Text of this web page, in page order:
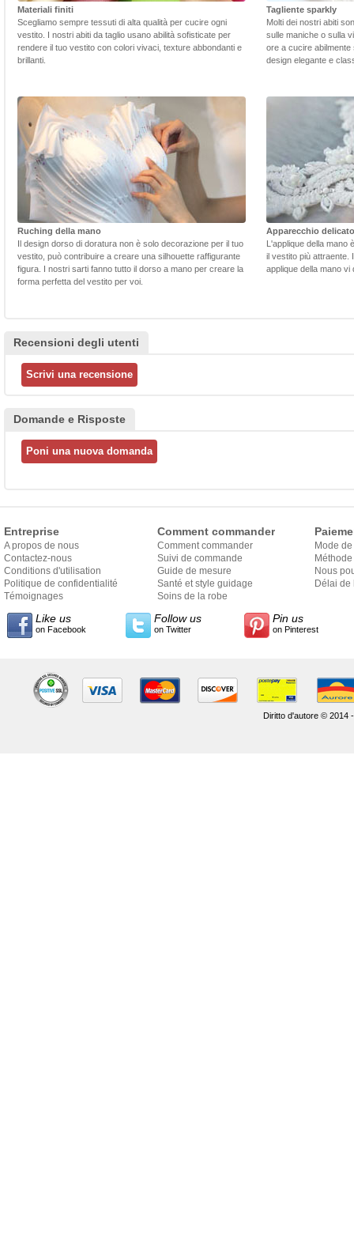
Materiali finiti
Scegliamo sempre tessuti di alta qualità per cucire ogni
vestito. I nostri abiti da taglio usano abilità sofisticate per
rendere il tuo vestito con colori vivaci, texture abbondanti e
brillanti.
Tagliente sparkly
Molti dei nostri abiti
sulle maniche o sulla
ore a cucire
design elegante e
Ruching della mano
Il design dorso di doratura non è solo decorazione per il tuo
vestito, può contribuire a creare una silhouette raffigurante
figura. I nostri sarti fanno tutto il dorso a mano per creare la
forma perfetta del vestito per voi.
Apparecchio delicato
L'applique della mano
il vestito più attraente.
applique della mano
Recensioni degli utenti
Domande e Risposte
Entreprise
A propos de nous
Contactez-nous
Conditions d'utilisation
Politique de confidentialité
Témoignages
Comment commander
Comment commander
Suivi de commande
Guide de mesure
Santé et style guidage
Soins de la robe
Mode
Nous
Délai de
Like us
on Facebook
Follow us
on Twitter
Pin us
on Pinterest
Diritto d'autore © 2014